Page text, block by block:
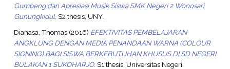
Gumbeng dan Apresiasi Musik Siswa SMK Negeri 2 Wonosari
Gunungkidul. S2 thesis, UNY.
Dianasa, Thomas(2016) EFEKTIVITAS PEMBELAJARAN
ANGKLUNG DENGAN MEDIA PENANDAAN WARNA (COLOUR
SIGNING) BAGI SISWA BERKEBUTUHAN KHUSUS DI SD NEGERI
BULAKAN 1 SUKOHARJO. S1 thesis, Universitas Negeri